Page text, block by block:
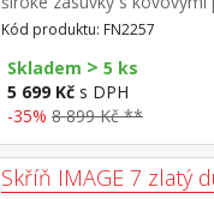
Kód produktu: FN2257
Skladem > 5 ks
5 699 Kč s DPH
-35% 8 899 Kč **
Skříň IMAGE 7 zlatý